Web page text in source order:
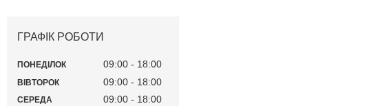
ГРАФІК РОБОТИ
ПОНЕДІЛОК 09:00 18:00
ВІВТОРОК 09:00 18:00
СЕРЕДА 09:00 18:00